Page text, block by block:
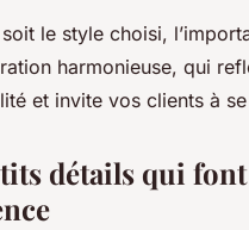
le style choisi,
harmonieuse, qui
et invite vos clients à
détails qui